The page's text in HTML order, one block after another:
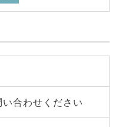
合わせください